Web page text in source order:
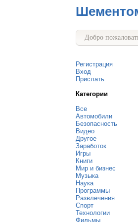
Добро
Регистрация
Вход
Прислать
Категории
Все
Автомобили
Безопасность
Видео
Другое
Заработок
Игры
Книги
Мир и бизнес
Музыка
Наука
Программы
Развлечения
Спорт
Технологии
Фильмы